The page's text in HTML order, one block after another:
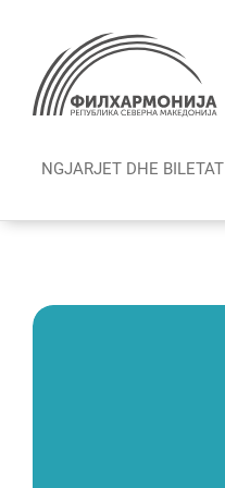
content
NGJARJET DHE BILETAT